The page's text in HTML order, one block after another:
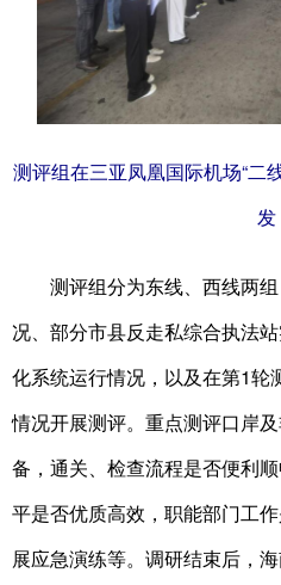
测评组在三亚凤凰国际机场“二
发
测评组分为东线、西线两组
况、部分市县反走私综合执法
化系统运行情况，以及在第1轮
情况开展测评。重点测评口岸
备，通关、检查流程是否便利
平是否优质高效，职能部门工
展应急演练等。调研结束后，